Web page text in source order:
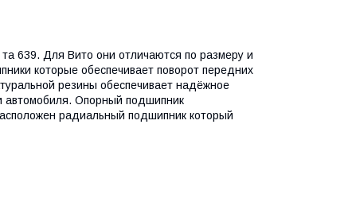
та 639. Для Вито они отличаются по размеру и
которые обеспечивает поворот передних
резины обеспечивает надёжное
автомобиля. Опорный подшипник
радиальный подшипник который